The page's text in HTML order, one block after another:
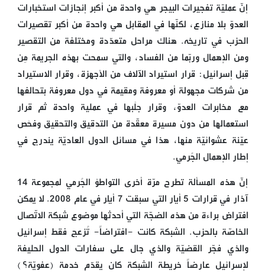
إنّ عمليّة تفجيرات البيجر هي واحدة من أكبر إنجازات استخبارات
العدوّ بلا منازع، لكنّها في المقابل هي واحدة من أكبر تقصيرات
الحزب في تاريخه. هناك مراحل متعدّدة ومختلفة من التقصير
ومن الإهمال وربّما من الفساد، والتي سمحت بهذه الجريمة مِن
قِبل إسرائيل: قرار استيراد الآلاف من الأجهزة، وقرار الاستيراد
من شركات مجهولة أو معروفة ومقيمة في دول معروفة بتحالفها
مع مخابرات العدوّ، وقرار جلْبها في عملية واحدة ثم قرار
استعمالها من دون مسيرة معقّدة من التدقيق والتحقيق وفحْص
عيّنة عشوائيّة منها، هذا في مسائل الدول العاديّة يندرج في
إطار الإهمال الجُرمي.
إنّ هذه المسألة تطرح مرّة أخرى التواطؤ الجُرمي لمجموعة 14
آذار في قرارات 5 أيار التي سبقت 7 أيّار في عام 2008. لا يمكن
افتراض براءة من هذه الضجّة التي أحدثها موضوع شبكة الاتّصال
الخاصّة بالحزب. الشبكة كانت -افتراضاً- تُزعج فقط إسرائيل
والذي فجّر القضيّة والذي جال على سفارات الدول الحليفة
لإسرائيل عارضاً خريطة الشبكة كان يقدّم خدمة (عفويّة؟)